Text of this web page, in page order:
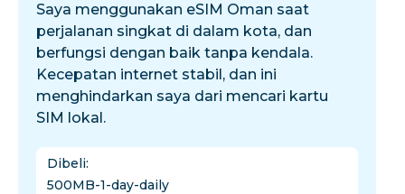
Saya menggunakan eSIM Oman saat
perjalanan singkat di dalam kota, dan
berfungsi dengan baik tanpa kendala.
Kecepatan internet stabil, dan ini
menghindarkan saya dari mencari kartu
SIM lokal.
Dibeli:
500MB-1-day-daily